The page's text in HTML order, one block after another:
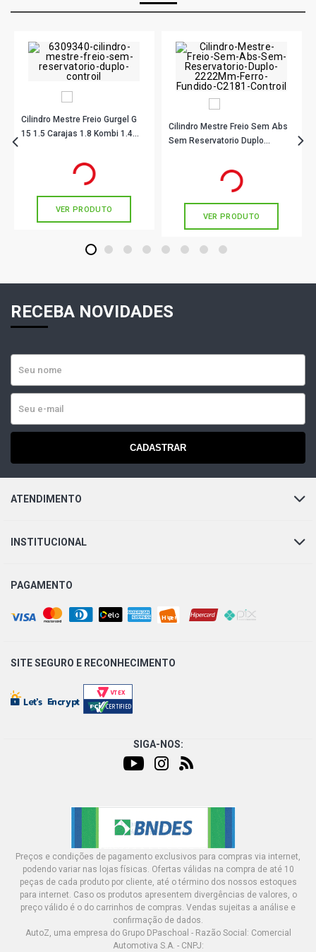
Cilindro Mestre Freio Gurgel G
15 1.5 Carajas 1.8 Kombi 1.4
em até 4x de
VER PRODUTO
Cilindro Mestre Freio Sem Abs
Sem Reservatorio Duplo
em até 5x de
VER PRODUTO
1 2 3 4 5 6 7 8
RECEBA NOVIDADES
CADASTRAR
ATENDIMENTO
INSTITUCIONAL
PAGAMENTO
SITE SEGURO E RECONHECIMENTO
SIGA-NOS:
Preços e condições de pagamento exclusivos para compras via internet,
podendo variar nas lojas físicas. Ofertas válidas na compra de até 10
peças de cada produto por cliente, até o término dos nossos estoques
para internet. Caso os produtos apresentem divergências de valores, o
preço válido é o do carrinhos de compras. Vendas sujeitas a análise e
confirmação de dados.
AutoZ, uma empresa do Grupo DPaschoal - Razão Social: Comercial
Automotiva S.A. - CNPJ: